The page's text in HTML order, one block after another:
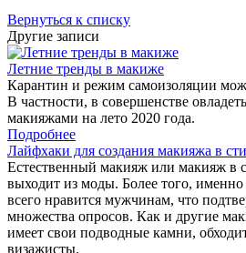
Вернуться к списку
Другие записи
Летние тренды в макиже
Карантин и режим самоизоляции
В частности, в совершенстве
макияжами на лето 2020 года.
Подробнее
Лайфхаки для создания макияжа в
Естественный макияж или макияж в
выходит из моды. Более того,
всего нравится мужчинам, что
множества опросов. Как и другие
имеет свои подводные камни,
визажисты.